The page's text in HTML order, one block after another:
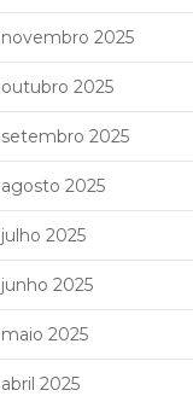
novembro 2025
outubro 2025
setembro 2025
agosto 2025
julho 2025
junho 2025
maio 2025
abril 2025